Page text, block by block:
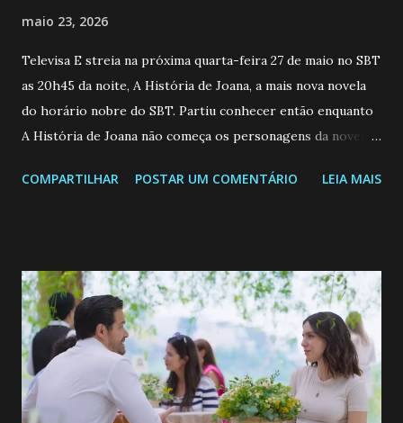
maio 23, 2026
Televisa E streia na próxima quarta-feira 27 de maio no SBT
as 20h45 da noite, A História de Joana, a mais nova novela
do horário nobre do SBT. Partiu conhecer então enquanto
A História de Joana não começa os personagens da novela?
de 25/05/26 a 31/05/26 JOANA GUADALUPE (Camila
permanecer virgem até encontrar o homem que realmente
ama, o que não é fácil, já que dedica todas as suas energias a
se aprimorar, trabalhando, estudando e se orgulhando de
ser a primeira mulher da família a ingressar na
universidade. Ela tem uma personalidade muito alegre, é
muito madura para a idade, determinada, criativa e
COMPARTILHAR POSTAR UM COMENTÁRIO LEIA MAIS